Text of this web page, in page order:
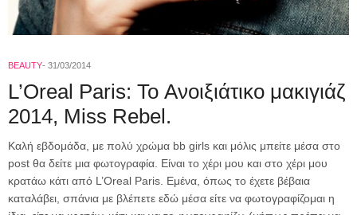
BEAUTY 31/03/2014
L’Oreal Paris: To Ανοιξιάτικο μακιγιάζ
2014, Miss Rebel.
Καλή εβδομάδα, με πολύ χρώμα bb girls και μόλις μπείτε μέσα στο
post θα δείτε μια φωτογραφία. Είναι το χέρι μου και στο χέρι μου
κρατάω κάτι από L’Oreal Paris. Εμένα, όπως το έχετε βέβαια
καταλάβει, σπάνια με βλέπετε εδώ μέσα είτε να φωτογραφίζομαι η